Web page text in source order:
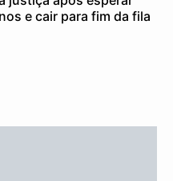
e cair para fim da fila